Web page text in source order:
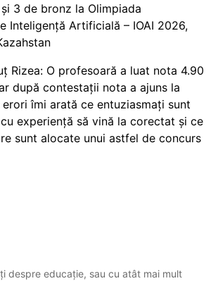
3 de bronz la Olimpiada
Inteligență Artificială – IOAI 2026,
Rizea: O profesoară a luat nota 4.90
după contestații nota a ajuns la
îmi arată ce entuziasmați sunt
experiență să vină la corectat și ce
sunt alocate unui astfel de concurs
despre educație, sau cu atât mai mult